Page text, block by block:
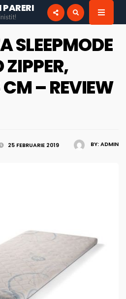
for:
PARERI
SLEEPMODE
ZIPPER,
– REVIEW
BY:ADMIN
25 FEBRUARIE 2019